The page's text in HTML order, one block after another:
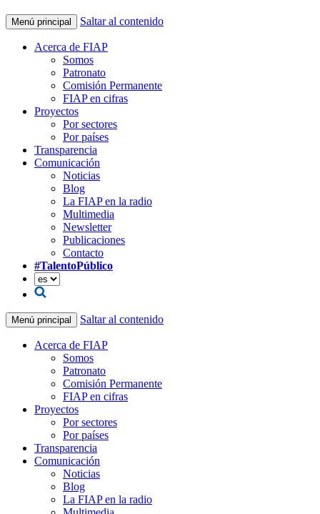
Menú principal Saltar al contenido
Acerca de FIAP
Somos
Patronato
Comisión Permanente
FIAP en cifras
Proyectos
Por sectores
Por países
Transparencia
Comunicación
Noticias
Blog
La FIAP en la radio
Multimedia
Newsletter
Publicaciones
Contacto
#TalentoPúblico
Menú principal Saltar al contenido
Acerca de FIAP
Somos
Patronato
Comisión Permanente
FIAP en cifras
Proyectos
Por sectores
Por países
Transparencia
Comunicación
Noticias
Blog
La FIAP en la radio